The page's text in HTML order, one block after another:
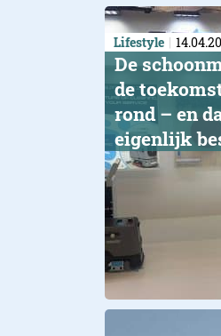
Lifestyle
De
de
rond – en
eigenlijk